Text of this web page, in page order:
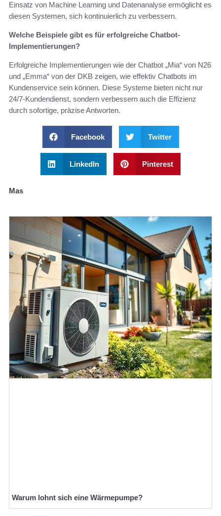
Einsatz von Machine Learning und Datenanalyse ermöglicht es
diesen Systemen, sich kontinuierlich zu verbessern.
Welche Beispiele gibt es für erfolgreiche Chatbot-
Implementierungen?
Erfolgreiche Implementierungen wie der Chatbot „Mia“ von N26
und „Emma“ von der DKB zeigen, wie effektiv Chatbots im
Kundenservice sein können. Diese Systeme bieten nicht nur
24/7-Kundendienst, sondern verbessern auch die Effizienz
durch sofortige, präzise Antworten.
Facebook Twitter
LinkedIn Pinterest
Mas
Warum lohnt sich eine Wärmepumpe?